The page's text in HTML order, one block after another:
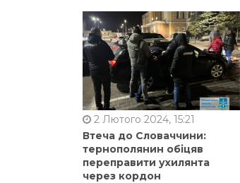
2 Лютого 2024, 15:21
Втеча до Словаччини:
тернополянин обіцяв
переправити ухилянта
через кордон